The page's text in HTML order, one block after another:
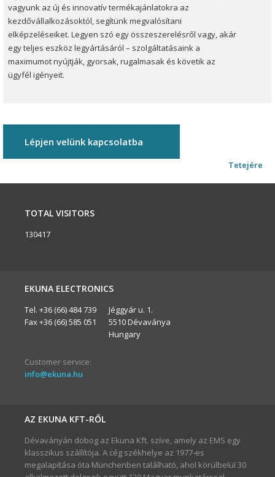
vagyunk az új és innovatív termékajánlatokra az
kezdővállalkozásoktól, segítünk megvalósítani
elképzeléseiket. Legyen szó egy összeszerelésről vagy, akár
egy teljes eszköz legyártásáról – szolgáltatásaink a
maximumot nyújtják, gyorsak, rugalmasak és követik az
ügyfél igényeit.
Lépjen velünk kapcsolatba
Tetejére
TOTAL VISITORS
130417
EKUNA ELECTRONICS
Tel. +36 (66) 484 739
Fax +36 (66) 585 051
Jéggyár u. 1.
5510 Dévaványa
Hungary
Customer service:
info@ekuna.hu
AZ EKUNA KFT-RŐL
Dévaványán dobog az Ekuna Kft. szíve, amely az EMS egy
klasszikus szállítója. A cég székhelye az 1977-es
megalapítása óta Münchenben található, ahol körülbelül 30